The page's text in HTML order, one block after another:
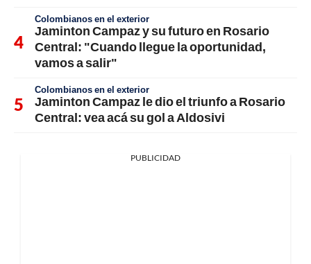
Colombianos en el exterior
Jaminton Campaz y su futuro en Rosario
Central: "Cuando llegue la oportunidad,
vamos a salir"
Colombianos en el exterior
Jaminton Campaz le dio el triunfo a Rosario
Central: vea acá su gol a Aldosivi
PUBLICIDAD